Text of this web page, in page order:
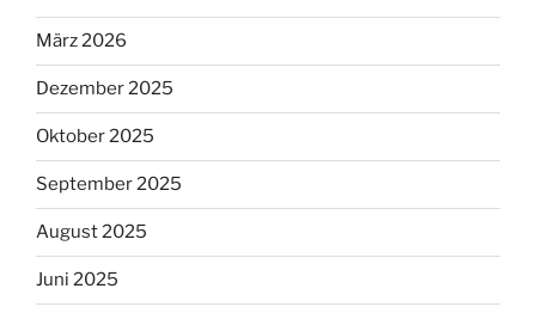
März 2026
Dezember 2025
Oktober 2025
September 2025
August 2025
Juni 2025